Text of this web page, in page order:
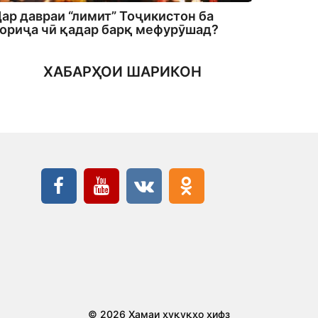
давраи “лимит” Тоҷикистон ба
чӣ қадар барқ мефурӯшад?
ХАБАРҲОИ ШАРИКОН
© 2026 Ҳамаи ҳуқуқҳо ҳифз